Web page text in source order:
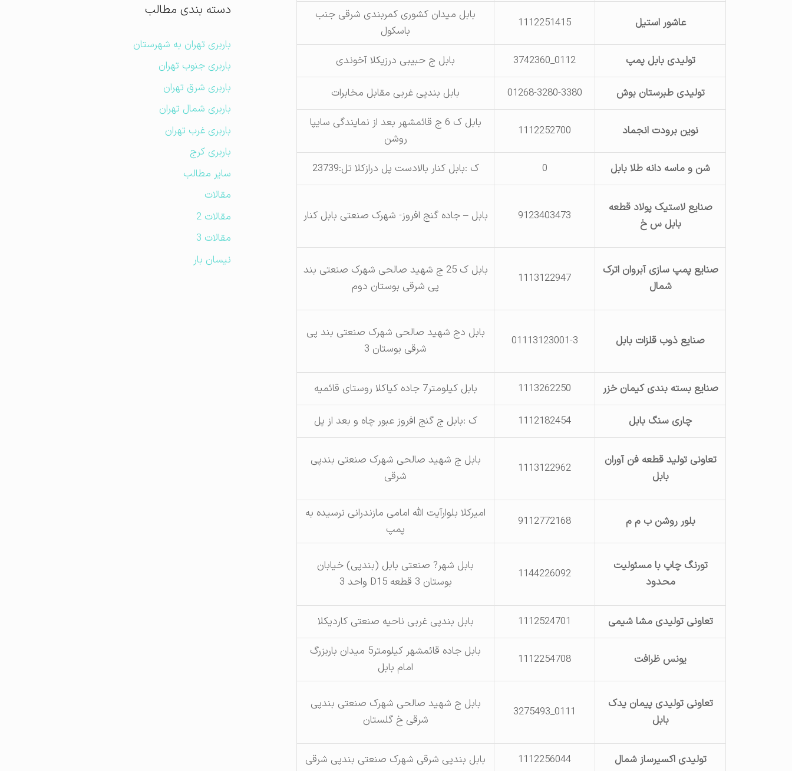
عاشور استیل 1112251415
بابل میدان کشوری کمربندی شرقی جنب
باسکول
تولیدی بابل پمپ
0112_3742360 بابل ج حبیبی درزیکلا آخوندی
تولیدی طبرستان بوش 01268-3280-3380 بابل بندپی غربی مقابل مخابرات
نوین برودت انجماد 1112252700
بابل ک 6 ج قائمشهر بعد از نمایندگی سایپا
روشن
شن و ماسه دانه طلا بابل
0 ک :بابل کنار بالادست پل درازکلا تل:23739
صنایع لاستیک پولاد قطعه
بابل س خ
9123403473 بابل – جاده گنج افروز- شهرک صنعتی بابل کنار
صنایع پمپ سازی آبروان اترک
شمال
1113122947
بابل ک 25 ج شهید صالحی شهرک صنعتی بند
پی شرقی بوستان دوم
صنایع ذوب قلزات بابل 01113123001-3
بابل دج شهید صالحی شهرک صنعتی بند پی
شرقی بوستان 3
صنایع بسته بندی کیمان خزر 1113262250 بابل کیلومتر7 جاده کیاکلا روستای قائمیه
چاری سنگ بابل 1112182454 ک :بابل ج گنج افروز عبور چاه و بعد از پل
تعاونی تولید قطعه فن آوران
بابل
1113122962
بابل ج شهید صالحی شهرک صنعتی بندپی
شرقی
بلور روشن ب م م 9112772168
امیرکلا بلوارآیت الله امامی مازندرانی نرسیده به
پمپ
تورنگ چاپ با مسئولیت
محدود
1144226092
بابل شهر? صنعتی بابل (بندپی) خیابان
بوستان 3 قطعه D15 واحد 3
تعاونی تولیدی مشا شیمی 1112524701 بابل بندپی غربی ناحیه صنعتی کاردیکلا
یونس ظرافت 1112254708
بابل جاده قائمشهر کیلومتر5 میدان باربزرگ
امام بابل
تعاونی تولیدی پیمان یدک
بابل
0111_3275493
بابل ج شهید صالحی شهرک صنعتی بندپی
شرقی خ گلستان
تولیدی اکسیرساز شمال 1112256044 بابل بندپی شرقی شهرک صنعتی بندپی شرقی
دسته بندی مطالب
باربری تهران به شهرستان
باربری جنوب تهران
باربری شرق تهران
باربری شمال تهران
باربری غرب تهران
باربری کرج
سایر مطالب
مقالات
مقالات 2
مقالات 3
نیسان بار